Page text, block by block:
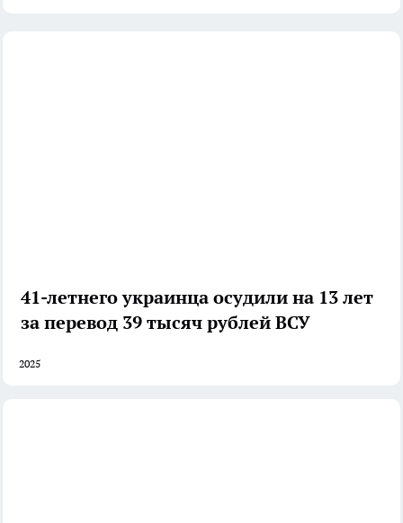
41-летнего украинца осудили на 13 лет
за перевод 39 тысяч рублей ВСУ
2025